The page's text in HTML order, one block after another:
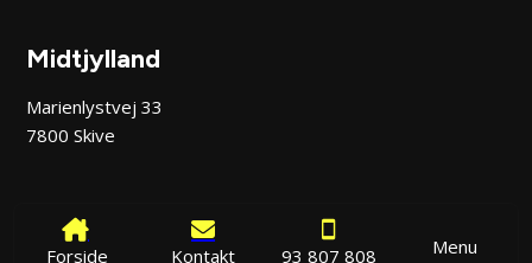
Forside Kontakt 93 807 808 Menu
Midtjylland
Marienlystvej 33
7800 Skive